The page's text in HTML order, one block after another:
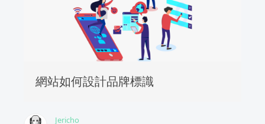
網站如何設計品牌標識
Jericho